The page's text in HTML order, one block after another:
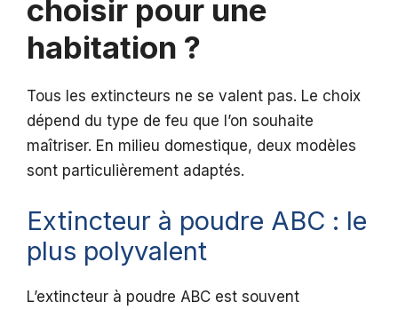
choisir pour une
habitation ?
Tous les extincteurs ne se valent pas. Le choix
dépend du type de feu que l’on souhaite
maîtriser. En milieu domestique, deux modèles
sont particulièrement adaptés.
Extincteur à poudre ABC : le
plus polyvalent
L’extincteur à poudre ABC est souvent